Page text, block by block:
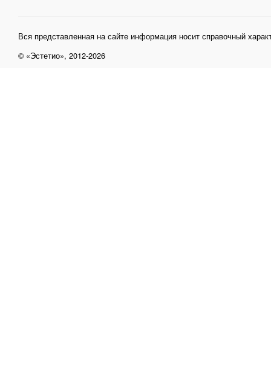
Вся представленная на сайте информация носит справочный
© «Эстетио», 2012-2026